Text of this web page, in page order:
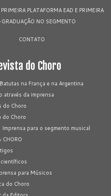
PLATAFORMA EAD E PRIMEIRA
NO SEGMENTO
CONTATO
do Choro
na França e na Argentina
através da imprensa
do Choro
do Choro
para o segmento musical
CHORO
para Músicos
do Choro